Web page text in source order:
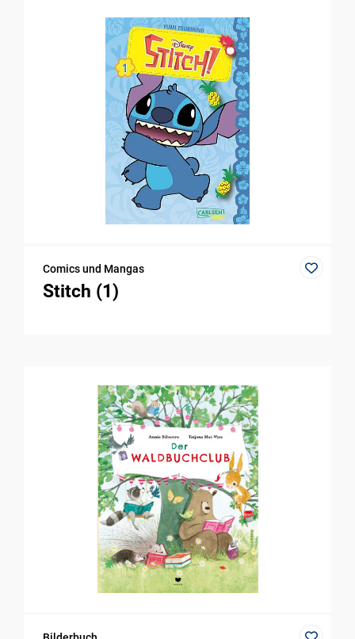
Comics und Mangas
Stitch (1)